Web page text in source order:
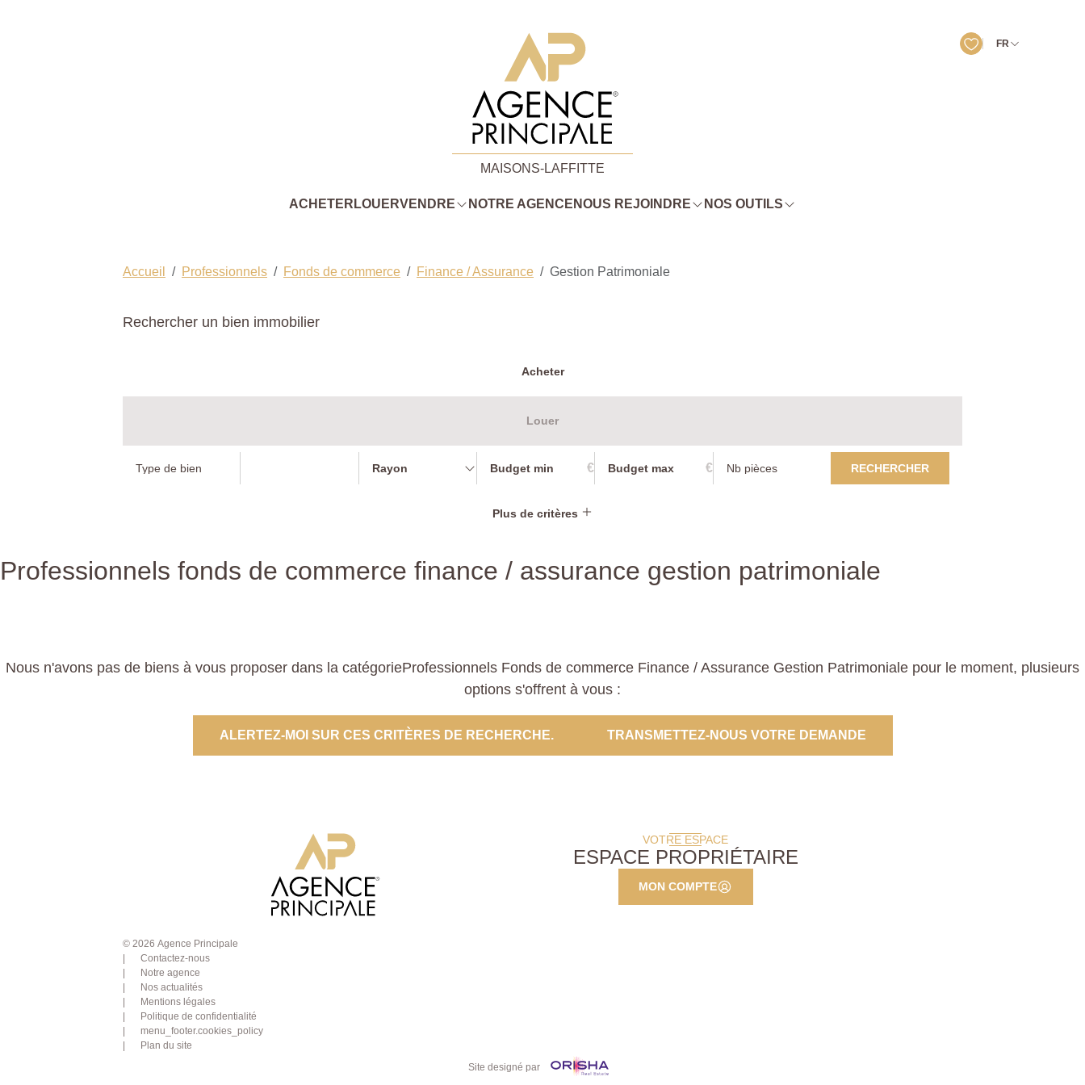
FR
MAISONS-LAFFITTE
ACHETER LOUERVENDRE NOTRE AGENCE NOUS REJOINDRE NOS OUTILS
Accueil Professionnels Fonds de commerce Finance / Assurance Gestion Patrimoniale
Rechercher un bien immobilier
Acheter
Louer
Rayon € € RECHERCHER
Plus de critères
Professionnels fonds de commerce finance / assurance gestion patrimoniale
Nous n'avons pas de biens à vous proposer dans la catégorieProfessionnels Fonds de commerce Finance / Assurance Gestion Patrimoniale pour le moment, plusieurs
options s'offrent à vous :
ALERTEZ-MOI SUR CES CRITÈRES DE RECHERCHE. TRANSMETTEZ-NOUS VOTRE DEMANDE
VOTRE ESPACE
ESPACE PROPRIÉTAIRE
MON COMPTE
© 2026 Agence Principale
Contactez-nous
Notre agence
Nos actualités
Mentions légales
Politique de confidentialité
menu_footer.cookies_policy
Plan du site
Site designé par